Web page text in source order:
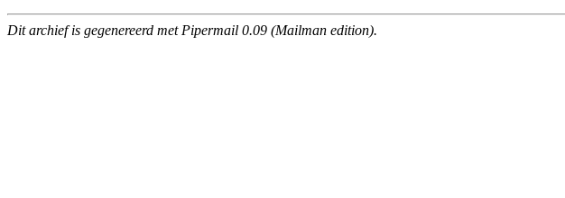
Dit archief is gegenereerd met Pipermail 0.09 (Mailman edition).